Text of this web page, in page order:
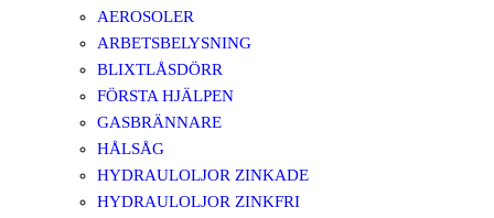
AEROSOLER
ARBETSBELYSNING
BLIXTLÅSDÖRR
FÖRSTA HJÄLPEN
GASBRÄNNARE
HÅLSÅG
HYDRAULOLJOR ZINKADE
HYDRAULOLJOR ZINKFRI